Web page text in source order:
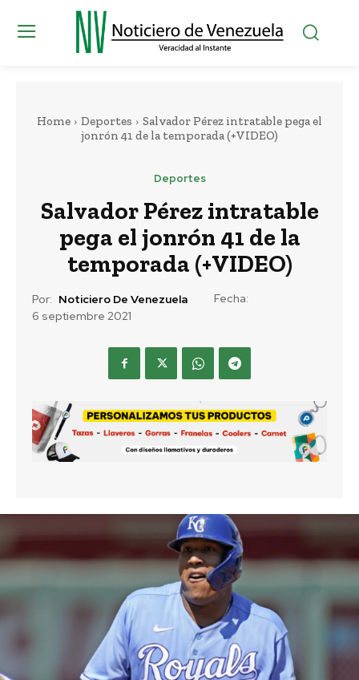
Home Deportes
Salvador Pérez intratable pega el
jonrón 41 de la temporada (+VIDEO)
Deportes
Salvador Pérez intratable
pega el jonrón 41 de la
temporada (+VIDEO)
Por: Noticiero De Venezuela
Fecha:
6 septiembre 2021